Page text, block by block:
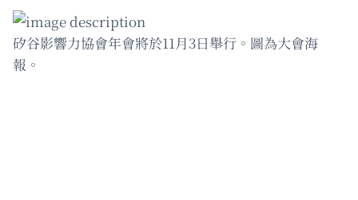
矽谷影響力協會年會將於11月3日舉行。圖為大會海
報。